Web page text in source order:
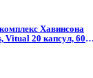
Хавинсона
капсул, 60